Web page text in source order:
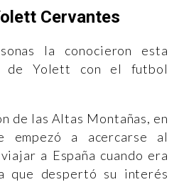
Cervantes
la conocieron esta
de Yolett con el futbol
de las Altas Montañas, en
empezó a acercarse al
a España cuando era
que despertó su interés